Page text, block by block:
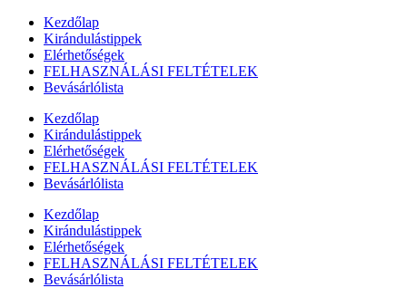
Kezdőlap
Kirándulástippek
Elérhetőségek
FELHASZNÁLÁSI FELTÉTELEK
Bevásárlólista
Kezdőlap
Kirándulástippek
Elérhetőségek
FELHASZNÁLÁSI FELTÉTELEK
Bevásárlólista
Kezdőlap
Kirándulástippek
Elérhetőségek
FELHASZNÁLÁSI FELTÉTELEK
Bevásárlólista